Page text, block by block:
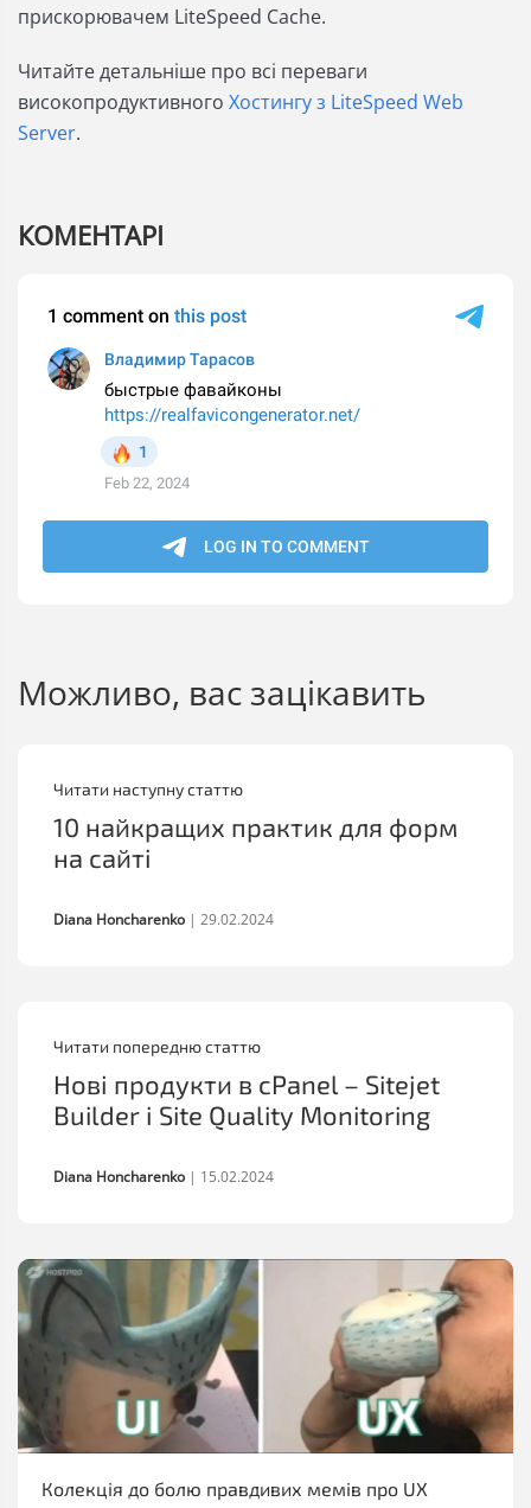
прискорювачем LiteSpeed Cache.
Читайте детальніше про всі переваги
високопродуктивного Хостингу з LiteSpeed Web
Server.
КОМЕНТАРІ
Можливо, вас зацікавить
Читати попередню статтю
Нові продукти в cPanel – Sitejet
Builder і Site Quality Monitoring
Diana Honcharenko | 15.02.2024
Читати наступну статтю
10 найкращих практик для форм
на сайті
Diana Honcharenko | 29.02.2024
Колекція до болю правдивих мемів про UX